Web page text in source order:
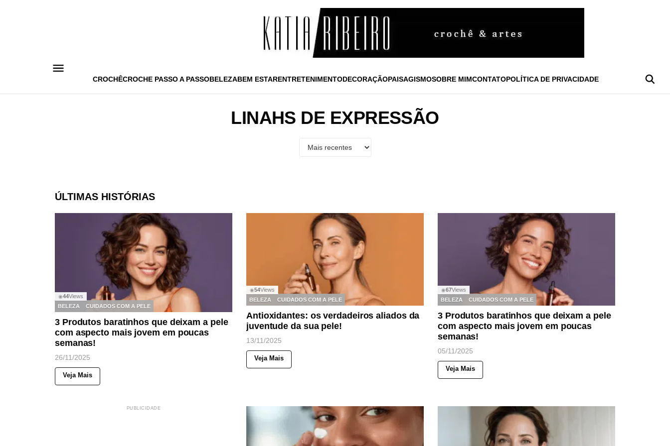
CROCHÊCROCHE PASSO A PASSOBELEZABEM ESTARENTRETENIMENTODECORAÇÃOPAISAGISMOSOBRE MIMCONTATOPOLÍTICA DE PRIVACIDADE
LINAHS DE EXPRESSÃO
ÚLTIMAS HISTÓRIAS
◉44Views
BELEZA
CUIDADOS COM A PELE
3 Produtos baratinhos que deixam a pele
com aspecto mais jovem em poucas
semanas!
26/11/2025
Veja Mais
◉54Views
BELEZA
CUIDADOS COM A PELE
Antioxidantes: os verdadeiros aliados da
juventude da sua pele!
13/11/2025
Veja Mais
◉67Views
BELEZA
CUIDADOS COM A PELE
3 Produtos baratinhos que deixam a pele
com aspecto mais jovem em poucas
semanas!
05/11/2025
Veja Mais
PUBLICIDADE